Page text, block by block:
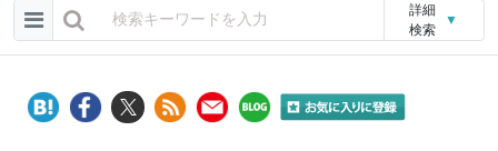
詳細
検索
▼